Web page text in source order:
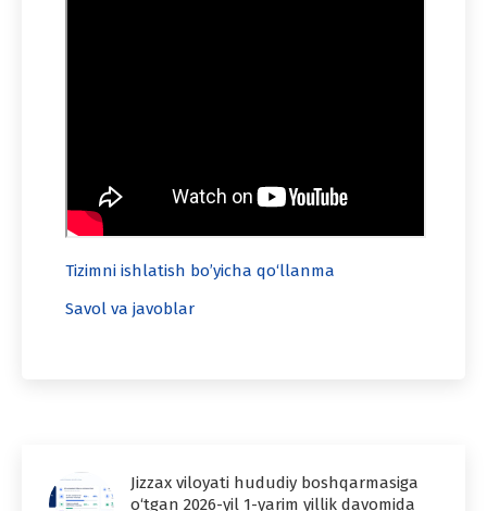
Tizimni ishlatish bo’yicha qo‘llanma
Savol va javoblar
Jizzax viloyati hududiy boshqarmasiga
o‘tgan 2026-yil 1-yarim yillik davomida